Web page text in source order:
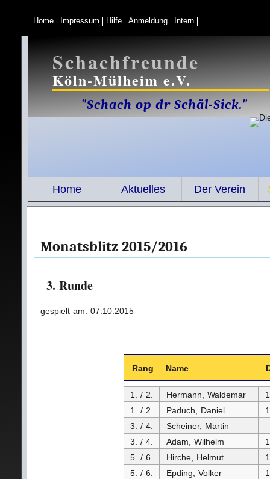
Home Impressum Hilfe Anmeldung Intern
Schachfreunde
Köln-Mülheim e.V.
"Schach op dr Schäl-Sick."
Home Aktuelles Der Verein
Monatsblitz 2015/2016
3. Runde
gespielt am: 07.10.2015
Rang Name
1. / 2. Hermann, Waldemar
1. / 2.
Paduch, Daniel
3. / 4.
Scheiner, Martin
3. / 4.
Adam, Wilhelm
5. / 6.
Hirche, Helmut
5. / 6.
Epding, Volker